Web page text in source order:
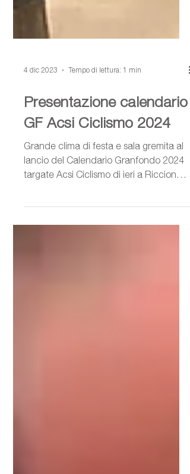
4 dic 2023 Tempo di lettura: 1 min
Presentazione calendario
GF Acsi Ciclismo 2024
Grande clima di festa e sala gremita al
targate Acsi Ciclismo di ieri a Riccione.